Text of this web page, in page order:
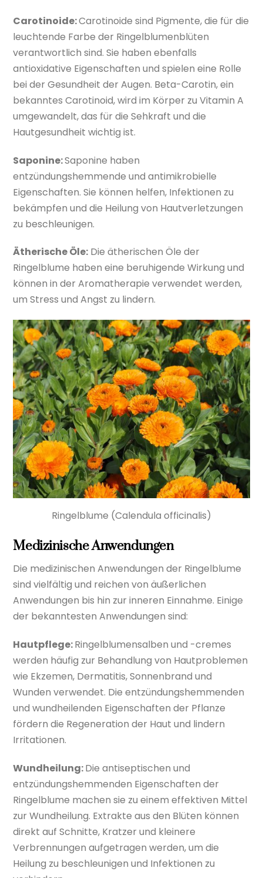
Carotinoide:Carotinoide sind Pigmente, die für die
leuchtende Farbe der Ringelblumenblüten
verantwortlich sind. Sie haben ebenfalls
antioxidative Eigenschaften und spielen eine Rolle
bei der Gesundheit der Augen. Beta-Carotin, ein
bekanntes Carotinoid, wird im Körper zu Vitamin A
umgewandelt, das für die Sehkraft und die
Hautgesundheit wichtig ist.
Saponine:Saponine haben
entzündungshemmende und antimikrobielle
Eigenschaften. Sie können helfen, Infektionen zu
bekämpfen und die Heilung von Hautverletzungen
zu beschleunigen.
Ätherische Öle: Die ätherischen Öle der
Ringelblume haben eine beruhigende Wirkung und
können in der Aromatherapie verwendet werden,
um Stress und Angst zu lindern.
Ringelblume (Calendula officinalis)
Medizinische Anwendungen
Die medizinischen Anwendungen der Ringelblume
sind vielfältig und reichen von äußerlichen
Anwendungen bis hin zur inneren Einnahme. Einige
der bekanntesten Anwendungen sind:
Hautpflege:Ringelblumensalben und -cremes
werden häufig zur Behandlung von Hautproblemen
wie Ekzemen, Dermatitis, Sonnenbrand und
Wunden verwendet. Die entzündungshemmenden
und wundheilenden Eigenschaften der Pflanze
fördern die Regeneration der Haut und lindern
Irritationen.
Wundheilung:Die antiseptischen und
entzündungshemmenden Eigenschaften der
Ringelblume machen sie zu einem effektiven Mittel
zur Wundheilung. Extrakte aus den Blüten können
direkt auf Schnitte, Kratzer und kleinere
Verbrennungen aufgetragen werden, um die
Heilung zu beschleunigen und Infektionen zu